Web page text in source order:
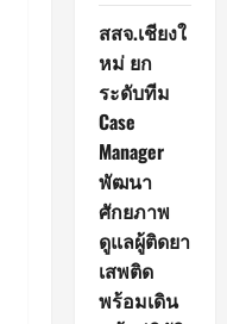
สสจ.เชียงใ
หม่ ยก
ระดับทีม
Case
Manager
พัฒนา
ศักยภาพ
ดูแลผู้ติดยา
เสพติด
พร้อมเดิน